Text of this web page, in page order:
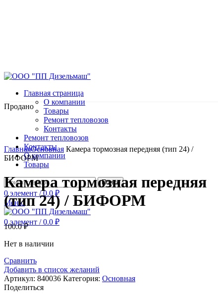
Главная страница
О компании
Товары
Ремонт тепловозов
Контакты
Ремонт тепловозов
Контакты
О компании
Товары
Поиск
0элемент / 0.0 ₽
Меню
0элемент / 0.0 ₽
Продано
Нажмите, чтобы увеличить
ГлавнаяОсновная Камера тормозная передняя (тип 24) /
БИФОРМ
Камера тормозная передняя
(тип 24) / БИФОРМ
100.0₽
Нет в наличии
Сравнить
Добавить в список желаний
Артикул: 840036 Категория: Основная
Поделиться